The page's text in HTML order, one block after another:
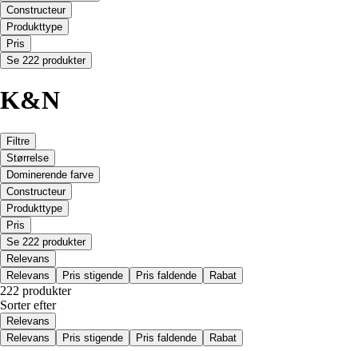
Constructeur
Produkttype
Pris
Se 222 produkter
K&N
Filtre
Størrelse
Dominerende farve
Constructeur
Produkttype
Pris
Se 222 produkter
Relevans
Relevans
Pris stigende Pris faldende Rabat
222 produkter
Sorter efter
Relevans
Relevans
Pris stigende Pris faldende Rabat